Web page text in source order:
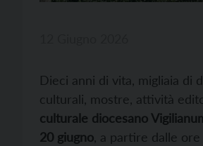
Dieci anni di vita, migliaia
culturali, mostre, attività
culturale diocesano
20 giugno, a partire dalle ore